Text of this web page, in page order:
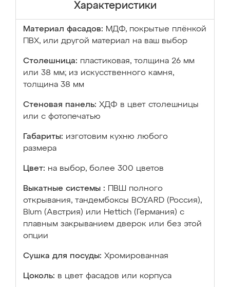
Характеристики
Материал фасадов: МДФ, покрытые плёнкой
ПВХ, или другой материал на ваш выбор
Столешница: пластиковая, толщина 26 мм
или 38 мм; из искусственного камня,
толщина 38 мм
Стеновая панель: ХДФ в цвет столешницы
или с фотопечатью
Габариты: изготовим кухню любого
размера
Цвет: на выбор, более 300 цветов
Выкатные системы :
ПВШ полного
открывания, тандембоксы BOYARD (Россия),
Blum (Австрия) или Hettich (Германия) с
плавным закрыванием дверок или без этой
опции
Сушка для посуды: Хромированная
Цоколь: в цвет фасадов или корпуса